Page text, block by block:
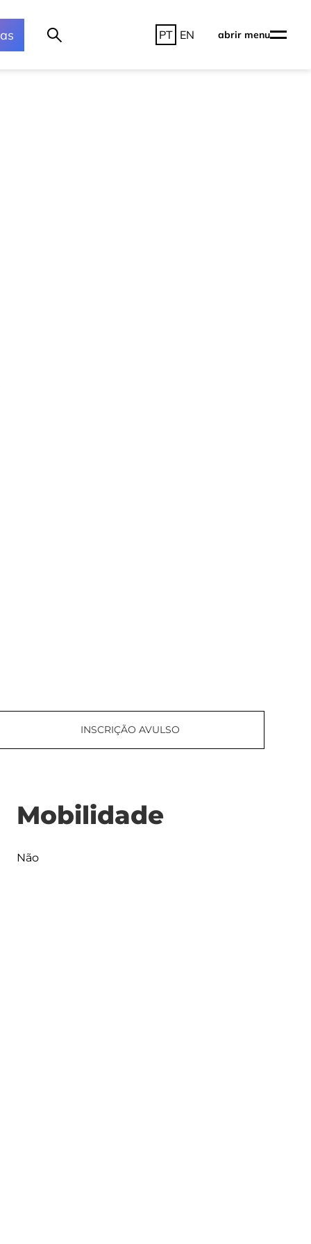
PT EN abrir menu
INSCRIÇÃO AVULSO
Mobilidade
Não